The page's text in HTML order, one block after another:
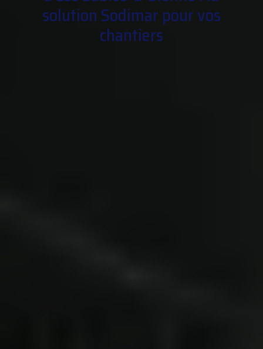
solution Sodimar pour vos
chantiers